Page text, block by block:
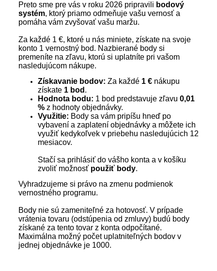
Preto sme pre vás v roku 2026 pripravili bodový
systém, ktorý priamo odmeňuje vašu vernosť a
pomáha vám zvyšovať vašu maržu.
Za každé 1 €, ktoré u nás miniete, získate na svoje
konto 1 vernostný bod. Nazbierané body si
premeníte na zľavu, ktorú si uplatníte pri vašom
nasledujúcom nákupe.
Získavanie bodov: Za každé 1 € nákupu
získate 1 bod .
Hodnota bodu: 1 bod predstavuje zľavu 0,01
% z hodnoty objednávky.
Využitie: Body sa vám pripíšu hneď po
vybavení a zaplatení objednávky a môžete ich
využiť kedykoľvek v priebehu nasledujúcich 12
mesiacov.
Stačí sa prihlásiť do vášho konta a v košíku
zvoliť možnosť použiť body.
Vyhradzujeme si právo na zmenu podmienok
vernostného programu.
Body nie sú zameniteľné za hotovosť. V prípade
vrátenia tovaru (odstúpenia od zmluvy) budú body
získané za tento tovar z konta odpočítané.
Maximálna možný počet uplatniteľných bodov v
jednej objednávke je 1000.